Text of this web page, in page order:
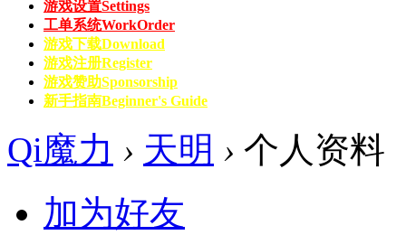
游戏设置Settings
工单系统WorkOrder
游戏下载Download
游戏注册Register
游戏赞助Sponsorship
新手指南Beginner's Guide
Qi魔力 › 天明 › 个人资料
加为好友